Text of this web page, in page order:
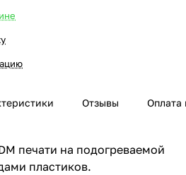
Отзывы Оплата
печати на подогреваемой
пластиков.